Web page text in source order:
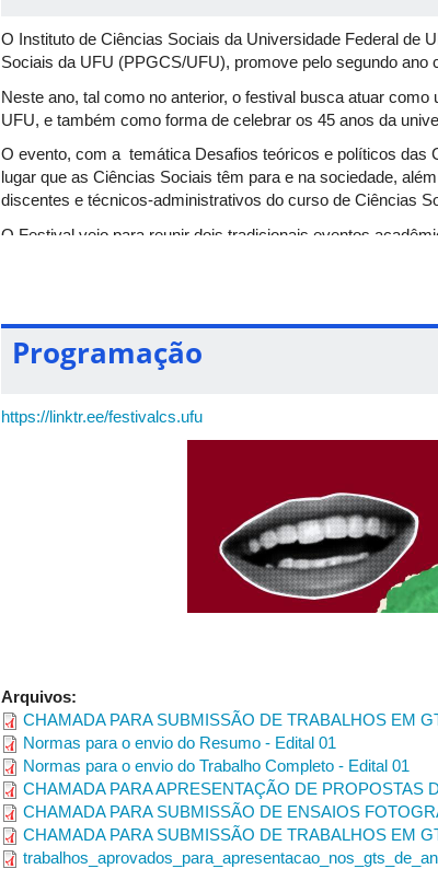
O Instituto de Ciências Sociais da Universidade Federal de
Sociais da UFU (PPGCS/UFU), promove pelo segundo
Neste ano, tal como no anterior, o festival busca atuar
UFU, e também como forma de celebrar os 45 anos da
O evento, com a temática Desafios teóricos e políticos das
lugar que as Ciências Sociais têm para e na sociedade,
discentes e técnicos-administrativos do curso de Ciências
O Festival veio para reunir dois tradicionais eventos
com a participação de pesquisadores, nacionais e
O futuro do neoliberalismo;
As desigualdades de classe, raça, gênero no
Os povos indígenas;
A contribuição das Ciências Sociais da UFU para o
Programação
https://linktr.ee/festivalcs.ufu
Arquivos:
CHAMADA PARA SUBMISSÃO DE TRABALHOS EM
Normas para o envio do Resumo - Edital 01
Normas para o envio do Trabalho Completo - Edital 01
CHAMADA PARA APRESENTAÇÃO DE PROPOSTAS
CHAMADA PARA SUBMISSÃO DE ENSAIOS
CHAMADA PARA SUBMISSÃO DE TRABALHOS EM